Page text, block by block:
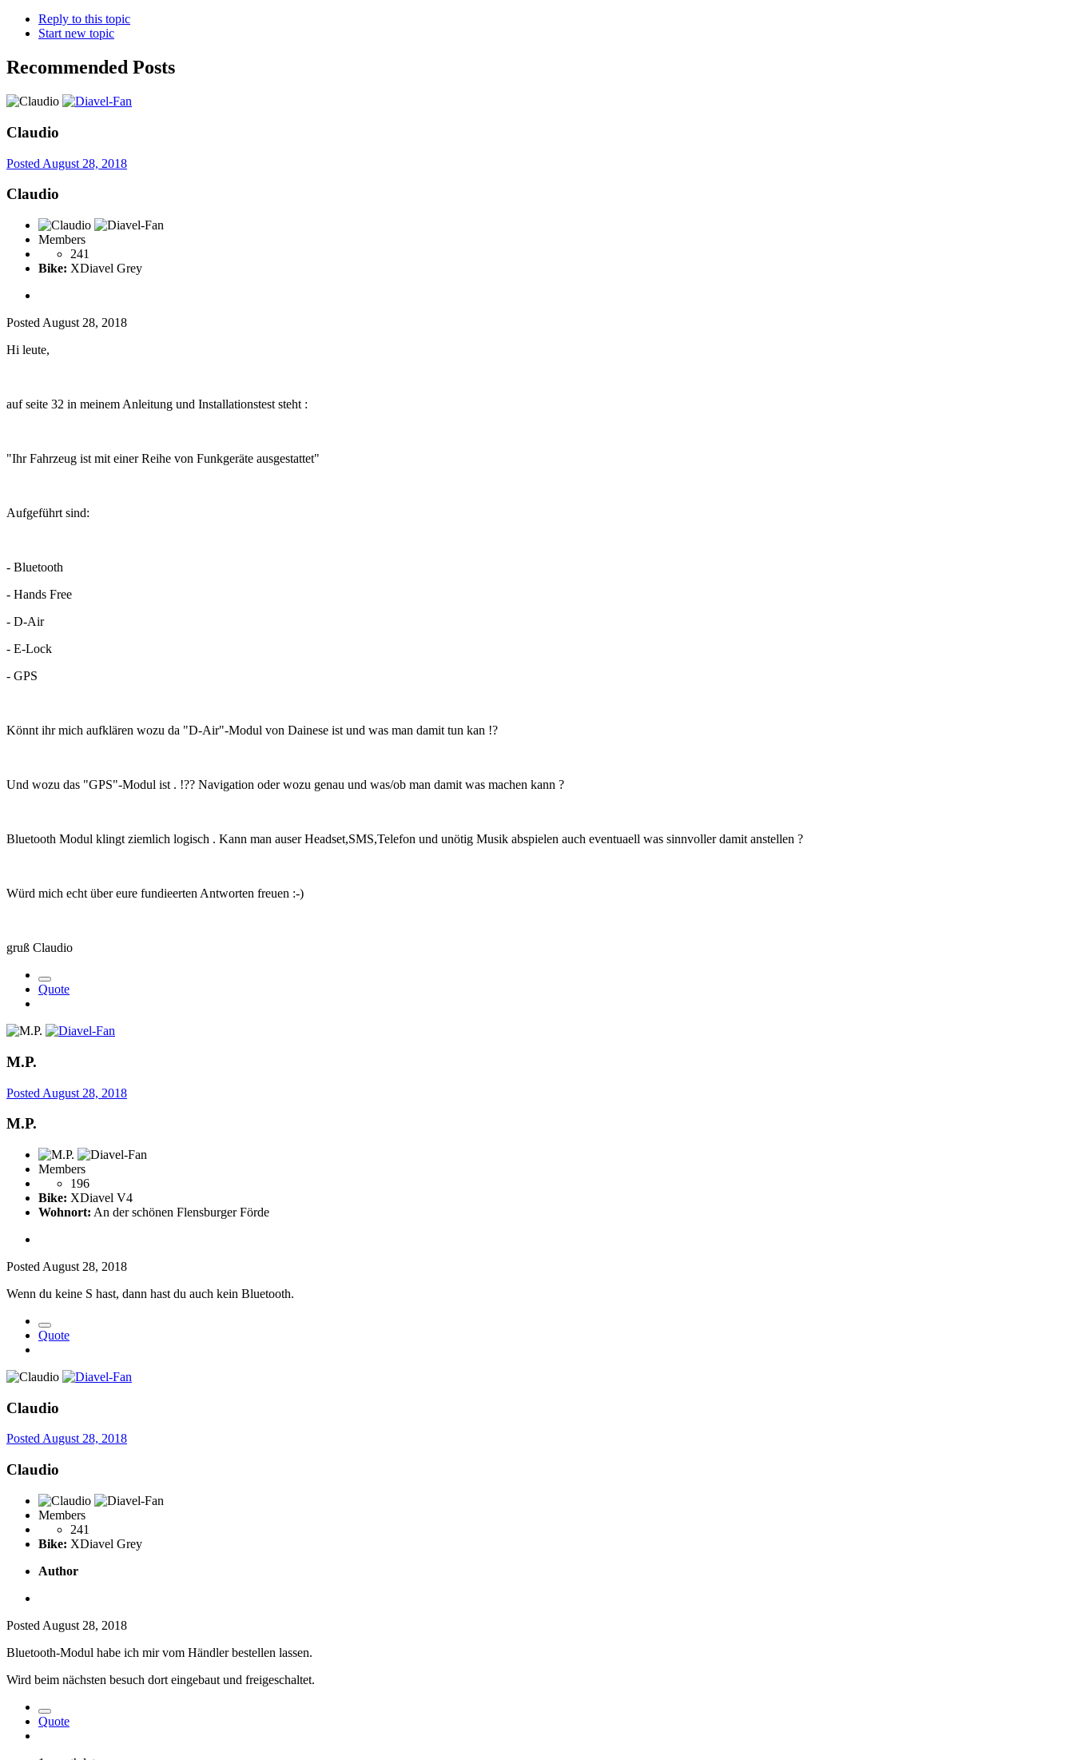
Reply to this topic
Start new topic
Recommended Posts
Claudio
Posted August 28, 2018
Claudio
Members
241
Bike: XDiavel Grey
Posted August 28, 2018
Hi leute,
auf seite 32 in meinem Anleitung und Installationstest steht :
"Ihr Fahrzeug ist mit einer Reihe von Funkgeräte ausgestattet"
Aufgeführt sind:
- Bluetooth
- Hands Free
- D-Air
- E-Lock
- GPS
Könnt ihr mich aufklären wozu da "D-Air"-Modul von Dainese ist und was man damit tun kan !?
Und wozu das "GPS"-Modul ist . !?? Navigation oder wozu genau und was/ob man damit was machen kann ?
Bluetooth Modul klingt ziemlich logisch . Kann man auser Headset,SMS,Telefon und unötig Musik abspielen auch eventuaell was sinnvoller damit anstellen ?
Würd mich echt über eure fundieerten Antworten freuen :-)
gruß Claudio
Quote
M.P.
Posted August 28, 2018
M.P.
Members
196
Bike: XDiavel V4
Wohnort: An der schönen Flensburger Förde
Posted August 28, 2018
Wenn du keine S hast, dann hast du auch kein Bluetooth.
Quote
Claudio
PostedAugust 28, 2018
Claudio
Members
241
Bike: XDiavel Grey
Author
Posted August 28, 2018
Bluetooth-Modul habe ich mir vom Händler bestellen lassen.
Wird beim nächsten besuch dort eingebaut und freigeschaltet.
Quote